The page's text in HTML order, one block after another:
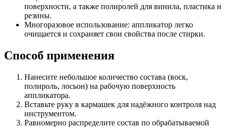
поверхности, а также полиролей для винила, пластика и
резины.
Многоразовое использование: аппликатор легко
очищается и сохраняет свои свойства после стирки.
Способ применения
Нанесите небольшое количество состава (воск,
полироль, лосьон) на рабочую поверхность
аппликатора.
Вставьте руку в кармашек для надёжного контроля над
инструментом.
Равномерно распределите состав по обрабатываемой